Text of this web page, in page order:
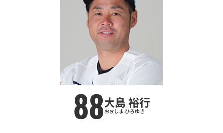
88大島 裕行
おおしま ひろゆき